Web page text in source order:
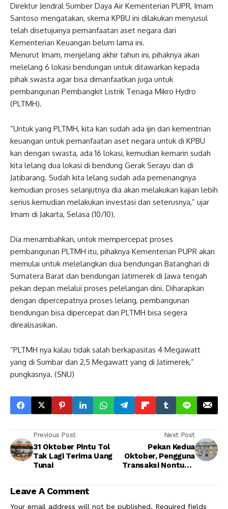
Direktur Jendral Sumber Daya Air Kementerian PUPR, Imam
Santoso mengatakan, skema KPBU ini dilakukan menyusul
telah disetujuinya pemanfaatan aset negara dari
Kementerian Keuangan belum lama ini.
Menurut Imam, menjelang akhir tahun ini, pihaknya akan
melelang 6 lokasi bendungan untuk ditawarkan kepada
pihak swasta agar bisa dimanfaatkan juga untuk
pembangunan Pembangkit Listrik Tenaga Mikro Hydro
(PLTMH).
“Untuk yang PLTMH, kita kan sudah ada ijin dari kementrian
keuangan untuk pemanfaatan aset negara untuk di KPBU
kan dengan swasta, ada 16 lokasi, kemudian kemarin sudah
kita lelang dua lokasi di bendung Gerak Serayu dan di
Jatibarang. Sudah kita lelang sudah ada pemenangnya
kemudian proses selanjutnya dia akan melakukan kajian lebih
serius kemudian melakukan investasi dan seterusnya,” ujar
Imam di Jakarta, Selasa (10/10).
Dia menambahkan, untuk mempercepat proses
pembangunan PLTMH itu, pihaknya Kementerian PUPR akan
memulai untuk melelangkan dua bendungan Batanghari di
Sumatera Barat dan bendungan Jatimerek di Jawa tengah
pekan depan melalui proses pelelangan dini. Diharapkan
dengan dipercepatnya proses lelang, pembangunan
bendungan bisa dipercepat dan PLTMH bisa segera
direalisasikan.
“PLTMH nya kalau tidak salah berkapasitas 4 Megawatt
yang di Sumbar dan 2,5 Megawatt yang di Jatimerek,”
pungkasnya. (SNU)
Previous Post
31 Oktober Pintu Tol
Tak Lagi Terima Uang
Tunai
Next Post
Pekan Kedua
Oktober, Pengguna
Transaksi Nontunai
Leave A Comment
Your email address will not be published. Required fields